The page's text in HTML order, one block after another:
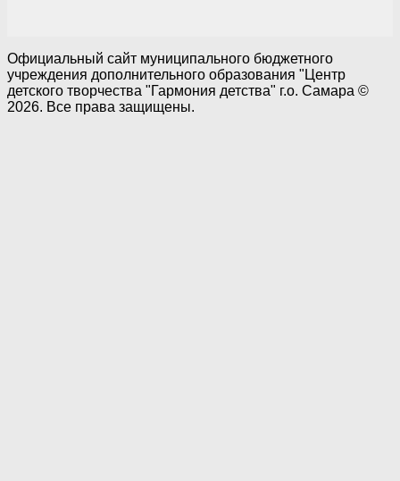
Официальный сайт муниципального бюджетного
учреждения дополнительного образования "Центр
детского творчества "Гармония детства" г.о. Самара ©
2026. Все права защищены.